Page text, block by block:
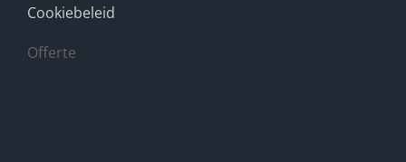
Cookiebeleid
Offerte